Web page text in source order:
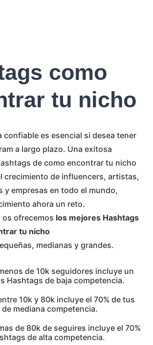
como
tu nicho
confiable es esencial si desea tener
a largo plazo. Una exitosa
de como encontrar tu nicho
crecimiento de influencers, artistas,
y empresas en todo el mundo,
ahora un reto.
ofrecemos los mejores Hashtags
tu nicho
medianas y grandes.
de 10k seguidores incluye un
Hashtags de baja competencia.
10k y 80k incluye el 70% de tus
mediana competencia.
de 80k de seguires incluye el 70%
de alta competencia.